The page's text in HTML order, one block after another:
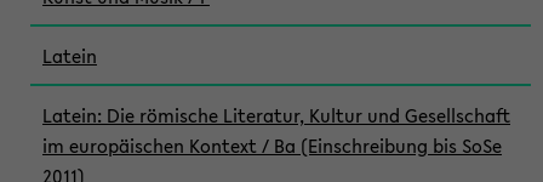
Latein
Latein: Die römische Literatur, Kultur und Gesellschaft
im europäischen Kontext / Ba (Einschreibung bis SoSe
2011)